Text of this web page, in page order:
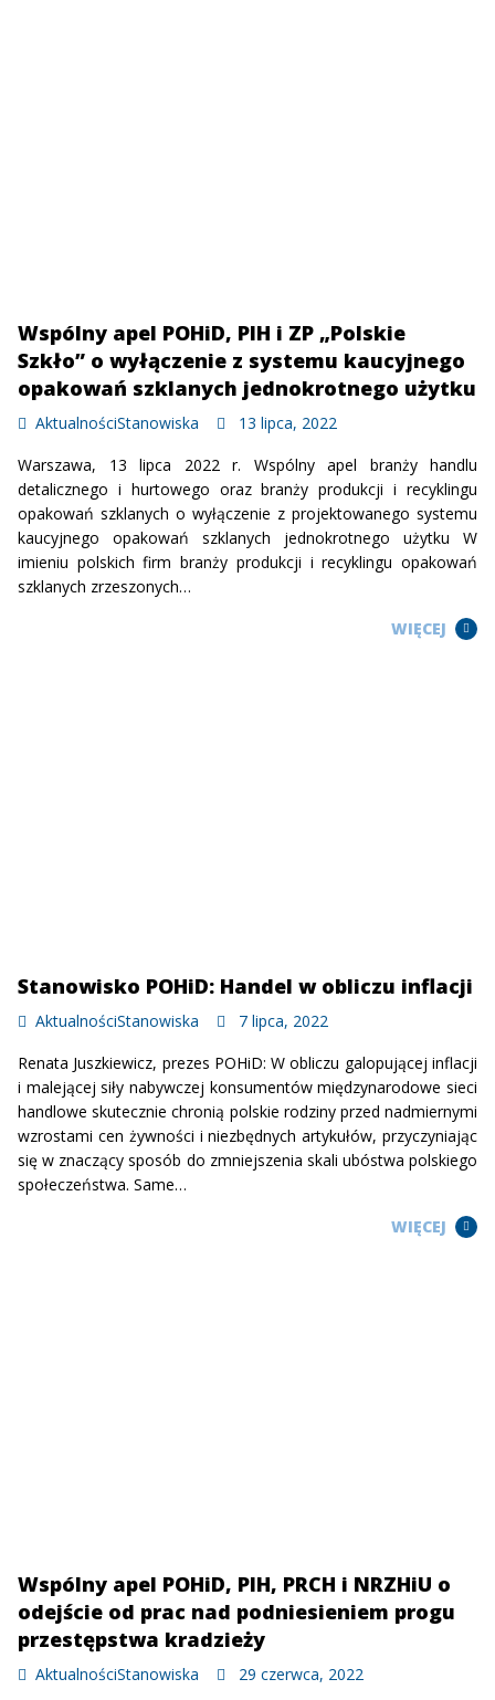
Wspólny apel POHiD, PIH i ZP „Polskie
Szkło” o wyłączenie z systemu kaucyjnego
opakowań szklanych jednokrotnego użytku
AktualnościStanowiska
13 lipca, 2022
Warszawa, 13 lipca 2022 r. Wspólny apel branży handlu
detalicznego i hurtowego oraz branży produkcji i recyklingu
opakowań szklanych o wyłączenie z projektowanego systemu
kaucyjnego opakowań szklanych jednokrotnego użytku W
imieniu polskich firm branży produkcji i recyklingu opakowań
szklanych zrzeszonych…
WIĘCEJ
Stanowisko POHiD: Handel w obliczu inflacji
AktualnościStanowiska
7 lipca, 2022
Renata Juszkiewicz, prezes POHiD: W obliczu galopującej inflacji
i malejącej siły nabywczej konsumentów międzynarodowe sieci
handlowe skutecznie chronią polskie rodziny przed nadmiernymi
wzrostami cen żywności i niezbędnych artykułów, przyczyniając
się w znaczący sposób do zmniejszenia skali ubóstwa polskiego
społeczeństwa. Same…
WIĘCEJ
Wspólny apel POHiD, PIH, PRCH i NRZHiU o
odejście od prac nad podniesieniem progu
przestępstwa kradzieży
AktualnościStanowiska
29 czerwca, 2022